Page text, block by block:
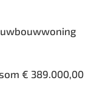
€ 389.000,00